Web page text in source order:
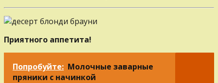
Приятного аппетита!
Попробуйте: Молочные заварные
пряники с начинкой